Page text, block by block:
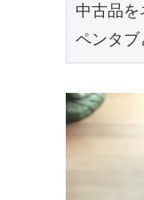
中古品を
ペンタブ